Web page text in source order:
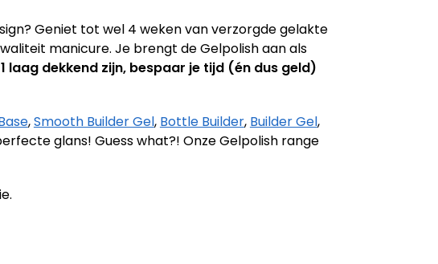
Geniet tot wel 4 weken van verzorgde gelakte
manicure. Je brengt de Gelpolish aan als
laag dekkend zijn, bespaar je tijd (én dus geld)
,Smooth Builder Gel, Bottle Builder, Builder Gel,
glans! Guess what?! Onze Gelpolish range